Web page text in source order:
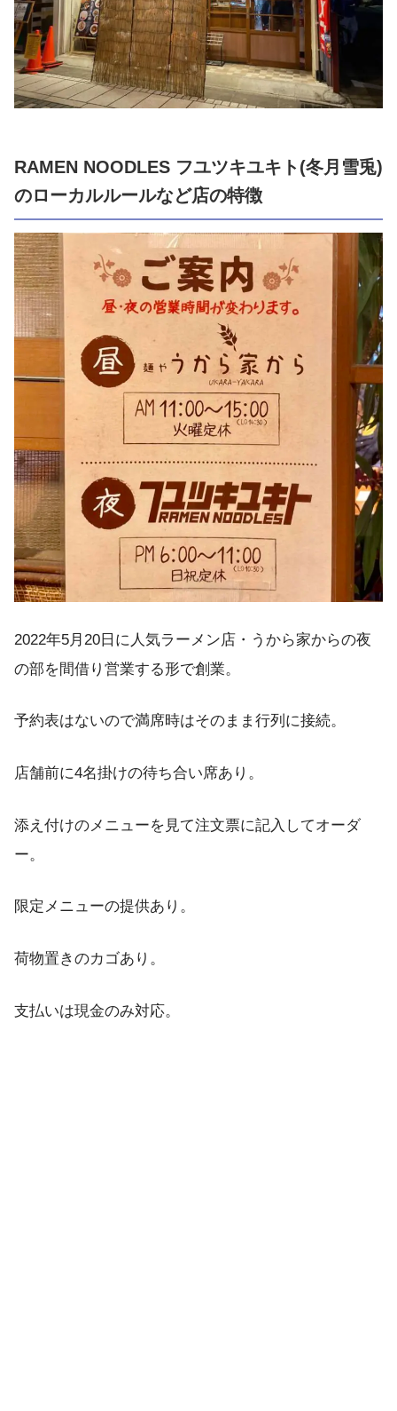
RAMEN NOODLES フユツキユキト(冬月雪兎)
のローカルルールなど店の特徴
2022年5月20日に人気ラーメン店・うから家からの夜
の部を間借り営業する形で創業。
予約表はないので満席時はそのまま行列に接続。
店舗前に4名掛けの待ち合い席あり。
添え付けのメニューを見て注文票に記入してオーダ
ー。
限定メニューの提供あり。
荷物置きのカゴあり。
支払いは現金のみ対応。